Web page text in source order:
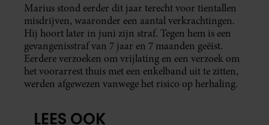
Marius stond eerder dit jaar terecht voor tientallen
misdrijven, waaronder een aantal verkrachtingen.
Hij hoort later in juni zijn straf. Tegen hem is een
gevangenisstraf van 7 jaar en 7 maanden geëist.
Eerdere verzoeken om vrijlating en een verzoek om
het voorarrest thuis met een enkelband uit te zitten,
werden afgewezen vanwege het risico op herhaling.
LEES OOK